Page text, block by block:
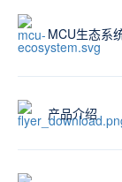
MCU生态系
产品介绍